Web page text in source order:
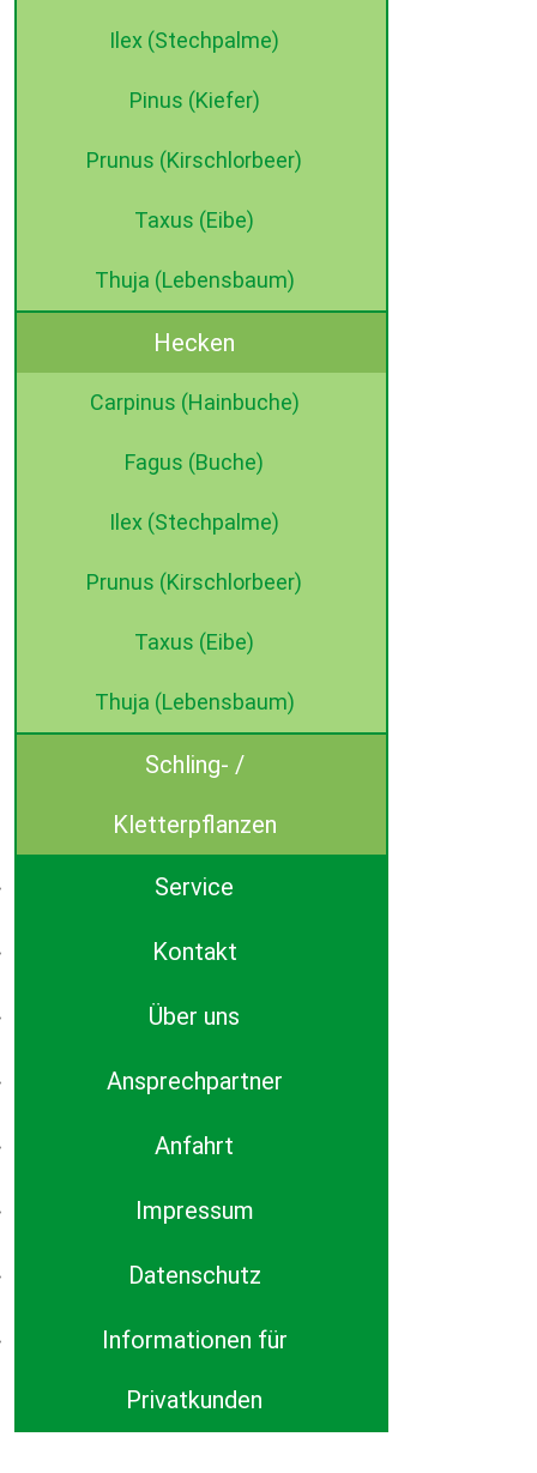
Ilex (Stechpalme)
Pinus (Kiefer)
Prunus (Kirschlorbeer)
Taxus (Eibe)
Thuja (Lebensbaum)
Hecken
Carpinus (Hainbuche)
Fagus (Buche)
Ilex (Stechpalme)
Prunus (Kirschlorbeer)
Taxus (Eibe)
Thuja (Lebensbaum)
Schling- /
Kletterpflanzen
Service
Kontakt
Über uns
Ansprechpartner
Anfahrt
Impressum
Datenschutz
Informationen für
Privatkunden